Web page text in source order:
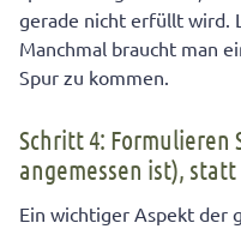
gerade nicht erfüllt wird.
Manchmal braucht man
Spur zu kommen.
Schritt 4: Formulieren
angemessen ist),
Ein wichtiger Aspekt der